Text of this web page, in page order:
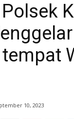
Polsek
10, 2023